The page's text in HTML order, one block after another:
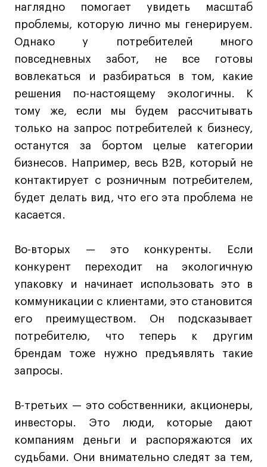
дверей
дверей
События
События
Истории успеха
Истории успеха
Работы студентов
Работы студентов
info@britishdesign.ru
info@britishdesign.ru
Адрес на карте
Адрес на карте
© 2026 БВШД
Политика конфиденциальности
Публичная оферта
Условия возврата
Кредит на образование с господдержкой
Лицензия на осуществление образовательной
деятельности АНО ВО «Универсальный
Университет»
Карта сайта
наглядно помогает увидеть масштаб
проблемы, которую лично мы генерируем.
Однако у потребителей много
повседневных забот, не все готовы
вовлекаться и разбираться в том, какие
решения по-настоящему экологичны. К
тому же, если мы будем рассчитывать
только на запрос потребителей к бизнесу,
останутся за бортом целые категории
бизнесов. Например, весь B2B, который не
контактирует с розничным потребителем,
будет делать вид, что его эта проблема не
касается.
Во-вторых — это конкуренты. Если
конкурент переходит на экологичную
упаковку и начинает использовать это в
коммуникации с клиентами, это становится
его преимуществом. Он подсказывает
потребителю, что теперь к другим
брендам тоже нужно предъявлять такие
запросы.
В-третьих — это собственники, акционеры,
инвесторы. Это люди, которые дают
компаниям деньги и распоряжаются их
судьбами. Они внимательно следят за тем,